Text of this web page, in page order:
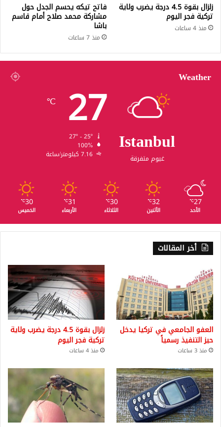
زلزال بقوة 4.5 درجة يضرب ولاية
تركية فجر اليوم
منذ 4 ساعات
فاتح تيكه يحسم الجدل حول
مشاركة محمد صلاح أمام قاسم
باشا
منذ 7 ساعات
Weather
Istanbul
غيوم متفرقة
27
℃
100%
7.16 كيلومتر/ساعة
27
℃
الأحد
32
℃
الأثنين
30
℃
الثلاثاء
31
℃
الأربعاء
30
℃
الخميس
أخر المقالات
العفو الجامعي في تركيا يدخل
حيز التنفيذ رسمياً
منذ 3 ساعات
زلزال بقوة 4.5 درجة يضرب ولاية
تركية فجر اليوم
منذ 4 ساعات